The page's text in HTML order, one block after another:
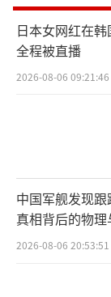
日本女网红在
全程被直播
2026-08-06 09:21:46
中国军舰发现
真相背后的物
2026-08-06 20:53:51